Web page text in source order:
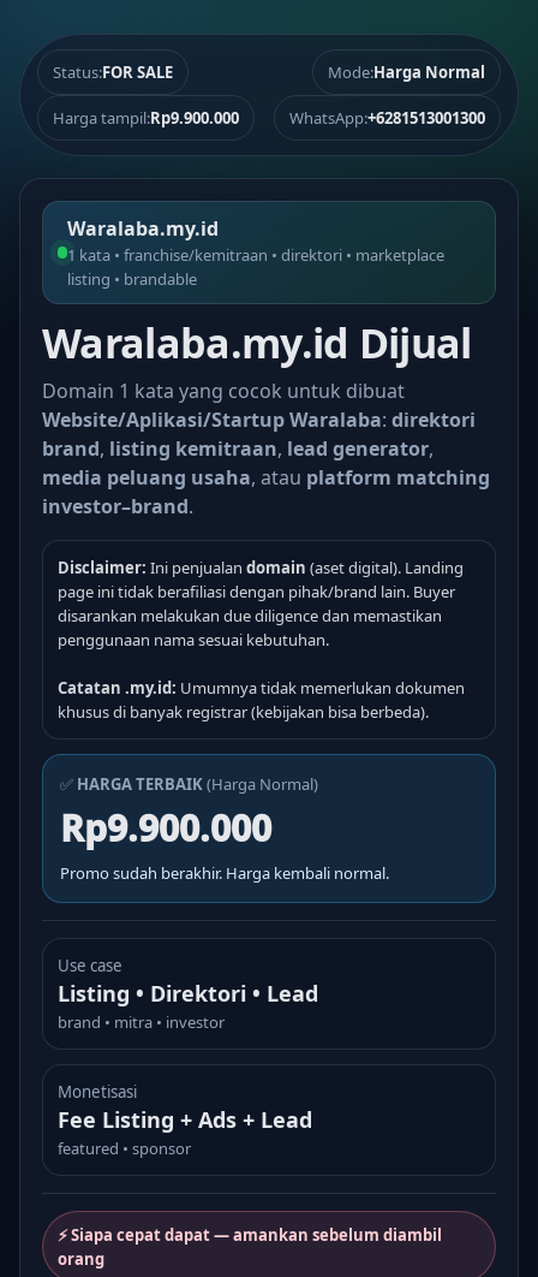
Status:FOR SALE Mode:Harga Normal
Harga tampil:Rp9.900.000 WhatsApp:+6281513001300
Waralaba.my.id
1 kata • franchise/kemitraan • direktori • marketplace
listing • brandable
Waralaba.my.id Dijual
Domain 1 kata yang cocok untuk dibuat
Website/Aplikasi/Startup Waralaba: direktori
brand, listing kemitraan, lead generator,
media peluang usaha, atau platform matching
investor–brand.
Disclaimer: Ini penjualan domain (aset digital). Landing
page ini tidak berafiliasi dengan pihak/brand lain. Buyer
disarankan melakukan due diligence dan memastikan
penggunaan nama sesuai kebutuhan.
Catatan .my.id: Umumnya tidak memerlukan dokumen
khusus di banyak registrar (kebijakan bisa berbeda).
✅ HARGA TERBAIK(Harga Normal)
Rp9.900.000
Promo sudah berakhir. Harga kembali normal.
Use case
Listing • Direktori • Lead
brand • mitra • investor
Monetisasi
Fee Listing + Ads + Lead
featured • sponsor
⚡ Siapa cepat dapat — amankan sebelum diambil
orang